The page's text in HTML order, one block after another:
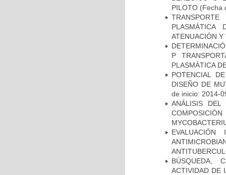
PILOTO (Fecha
PLASMÁTICA
ATENUACIÓN Y
P
PLASMÁTICA
POTENCIAL
DISEÑO DE
de inicio: 2014-
ANÁLISIS DEL
BÚSQUEDA,
ACTIVIDAD DE